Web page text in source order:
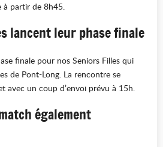
à partir de 8h45.
lancent leur phase finale
finale pour nos Seniors Filles qui
de Pont-Long. La rencontre se
avec un coup d’envoi prévu à 15h.
également